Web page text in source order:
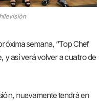
semana, “Top Chef
y así verá volver a cuatro de
nuevamente tendrá en